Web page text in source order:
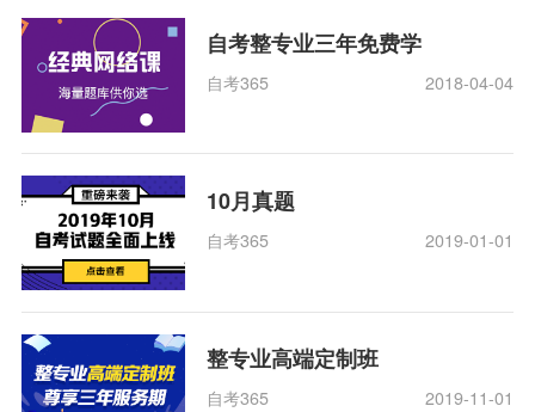
自考整专业三年免费学
自考365 2018-04-04
10月真题
自考365 2019-01-01
整专业高端定制班
自考365 2019-11-01